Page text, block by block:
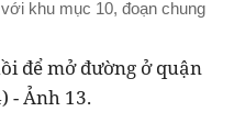
khu mục 10, đoạn chung